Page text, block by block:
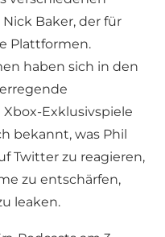
Baker, der für
Plattformen.
haben sich in den
Exklusivspiele
bekannt, was Phil
Twitter zu reagieren,
zu entschärfen,
leaken.